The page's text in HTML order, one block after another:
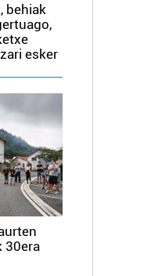
behiak
esker
30era